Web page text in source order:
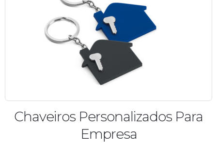
Chaveiros Personalizados Para
Empresa